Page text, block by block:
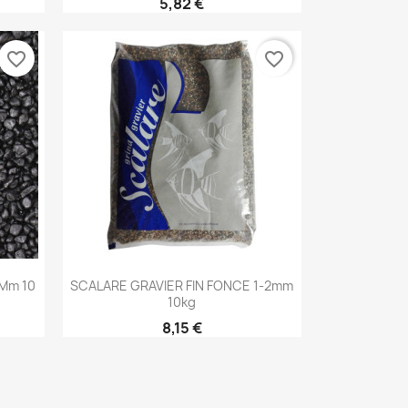
10
favorite_border
Aperçu rapide
SCALARE GRAVIER FIN FONCE 1-2mm
10kg
8,15 €
favorite_border